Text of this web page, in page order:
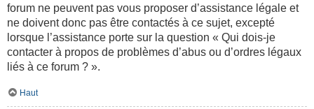
forum ne peuvent pas vous proposer d’assistance légale et
ne doivent donc pas être contactés à ce sujet, excepté
lorsque l’assistance porte sur la question « Qui dois-je
contacter à propos de problèmes d’abus ou d’ordres légaux
liés à ce forum ? ».
Haut